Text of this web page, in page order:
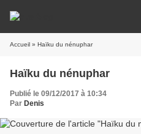
Accueil » Haïku du nénuphar
Haïku du nénuphar
Publié le 09/12/2017 à 10:34
Par Denis